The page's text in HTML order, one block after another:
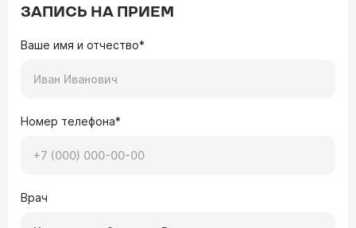
ЗАПИСЬ НА ПРИЕМ
Ваше имя и отчество*
Номер телефона*
Врач